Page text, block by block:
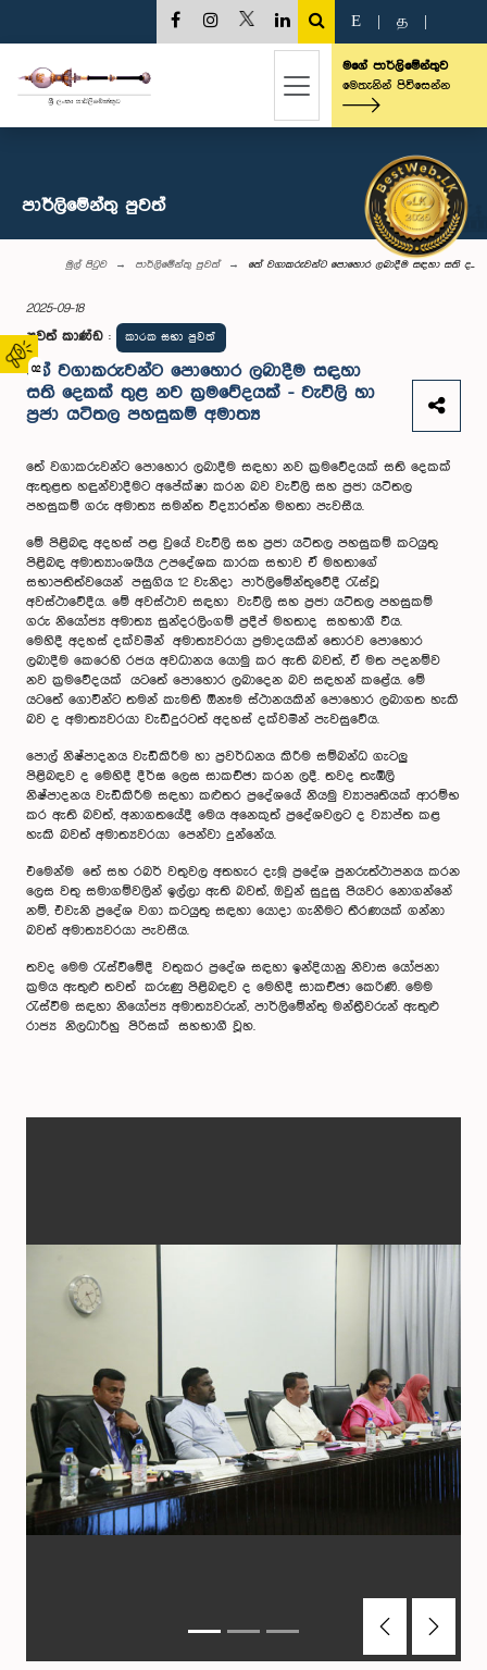
02
E த
මගේ පාර්ලිමේන්තුව
මෙතැනින් පිවිසෙන්න
පාර්ලි‌මේන්තු පුවත්
මුල් පිටුව පාර්ලි‌මේන්තු පුවත් තේ වගාකරුවන්ට පොහොර ලබාදීම සඳහා සති ද...
2025-09-18
පුවත් කාණ්ඩ : කාරක සභා පුවත්
තේ වගාකරුවන්ට පොහොර ලබාදීම සඳහා
සති දෙකක් තුළ නව ක්‍රමවේදයක් - වැවිලි හා
ප්‍රජා යටිතල පහසුකම් අමාත්‍ය
තේ වගාකරුවන්ට පොහොර ලබාදීම සඳහා නව ක්‍රමවේදයක් සති දෙකක්
ඇතුළත හඳුන්වාදීමට අපේක්ෂා කරන බව වැවිලි සහ ප්‍රජා යටිතල
පහසුකම් ගරු අමාත්‍ය සමන්ත විද්‍යාරත්න මහතා පැවසීය.
මේ පිළිබඳ අදහස් පළ වුයේ වැවිලි සහ ප්‍රජා යටිතල පහසුකම් කටයුතු
පිළිබඳ අමාත්‍යාංශයීය උපදේශක කාරක සභාව ඒ මහතාගේ
සභාපතිත්වයෙන් පසුගිය 12 වැනිදා පාර්ලිමේන්තුවේදී රැස්වූ
අවස්ථාවේදීය. මේ අවස්ථාව සඳහා වැවිලි සහ ප්‍රජා යටිතල පහසුකම්
ගරු නියෝජ්‍ය අමාත්‍ය සුන්දරලිංගම් ප්‍රදීප් මහතාද සහභාගී විය.
මෙහිදී අදහස් දක්වමින් අමාත්‍යවරයා ප්‍රමාදයකින් තොරව පොහොර
ලබාදීම කෙරෙහි රජය අවධානය යොමු කර ඇති බවත්, ඒ මත පදනම්ව
නව ක්‍රමවේදයක් යටතේ පොහොර ලබාදෙන බව සඳහන් කළේය. මේ
යටතේ ගොවීන්ට තමන් කැමති ඕනෑම ස්ථානයකින් පොහොර ලබාගත හැකි
බව ද අමාත්‍යවරයා වැඩිදුරටත් අදහස් දක්වමින් පැවසුවේය.
පොල් නිෂ්පාදනය වැඩිකිරීම හා ප්‍රවර්ධනය කිරීම සම්බන්ධ ගැටලු
පිළිබඳව ද මෙහිදී දීර්ඝ ලෙස සාකච්ඡා කරන ලදී. තවද තැඹිලි
නිෂ්පාදනය වැඩිකිරීම සඳහා කළුතර ප්‍රදේශයේ නියමු ව්‍යාපෘතියක් ආරම්භ
කර ඇති බවත්, අනාගතයේදී මෙය අනෙකුත් ප්‍රදේශවලට ද ව්‍යාප්ත කළ
හැකි බවත් අමාත්‍යවරයා පෙන්වා දුන්නේය.
එමෙන්ම තේ සහ රබර් වතුවල අතහැර දැමූ ප්‍රදේශ පුනරුත්ථාපනය කරන
ලෙස වතු සමාගම්වලින් ඉල්ලා ඇති බවත්, ඔවුන් සුදුසු පියවර නොගන්නේ
නම්, එවැනි ප්‍රදේශ වගා කටයුතු සඳහා යොදා ගැනීමට තීරණයක් ගන්නා
බවත් අමාත්‍යවරයා පැවසීය.
තවද මෙම රැස්වීමේදී වතුකර ප්‍රදේශ සඳහා ඉන්දියානු නිවාස යෝජනා
ක්‍රමය ඇතුළු තවත් කරුණු පිළිබඳව ද මෙහිදී සාකච්ඡා කෙරිණි. මෙම
රැස්වීම සඳහා නියෝජ්‍ය අමාත්‍යවරුන්, පාර්ලිමේන්තු මන්ත්‍රීවරුන් ඇතුළු
රාජ්‍ය නිලධාරීහු පිරිසක් සහභාගී වූහ.
PreviousNext